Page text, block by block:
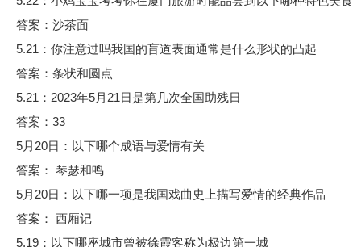
答案：沙茶面
5.21：你注意过吗我国的盲道表面通常是什么形状的凸起
答案：条状和圆点
5.21：2023年5月21日是第几次全国助残日
答案：33
5月20日：以下哪个成语与爱情有关
答案： 琴瑟和鸣
5月20日：以下哪一项是我国戏曲史上描写爱情的经典作品
答案： 西厢记
5.19：以下哪座城市曾被徐霞客称为极边第一城